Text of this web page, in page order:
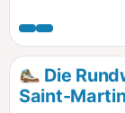
Grats, bevor
Grat steigt.
allgegenwärtig,
Griff gut prüfen,
herunterzufallen.
Die
Saint-